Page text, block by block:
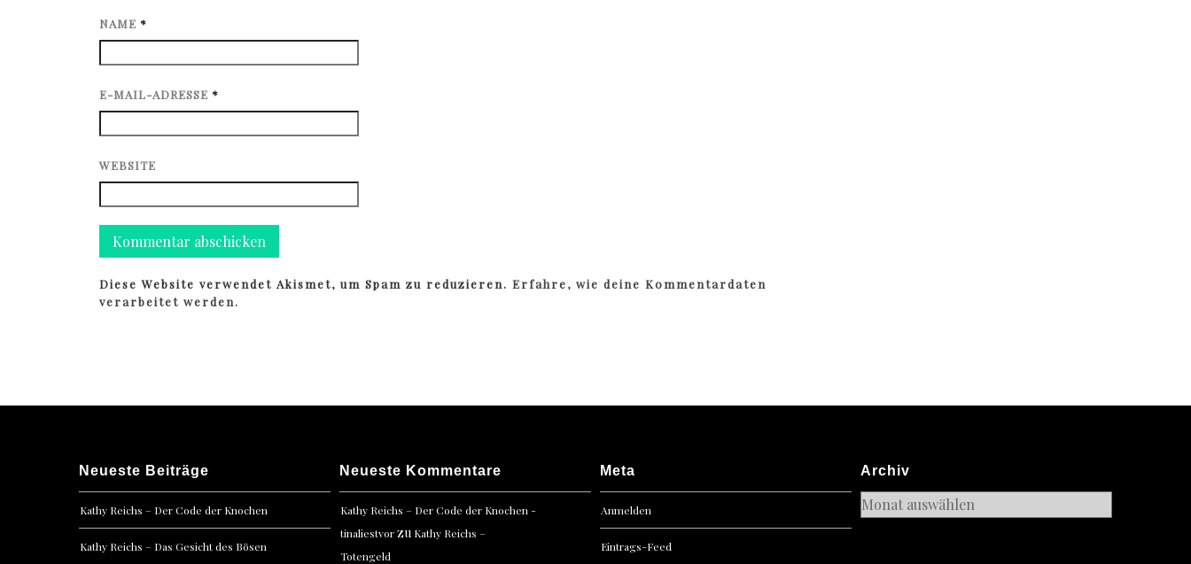
NAME *
E-MAIL-ADRESSE *
WEBSITE
Diese Website verwendet Akismet, um Spam zu reduzieren.Erfahre, wie deine Kommentardaten
verarbeitet werden.
Neueste Beiträge
Kathy Reichs – Der Code der Knochen
Kathy Reichs – Das Gesicht des Bösen
Neueste Kommentare
Kathy Reichs – Der Code der Knochen -
tinaliestvorzu Kathy Reichs –
Totengeld
Meta
Anmelden
Eintrags-Feed
Archiv
Archiv